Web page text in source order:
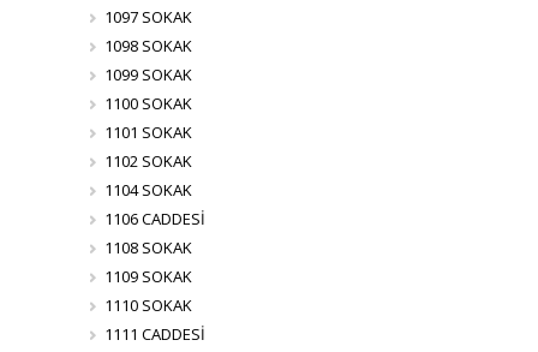
1097 SOKAK
1098 SOKAK
1099 SOKAK
1100 SOKAK
1101 SOKAK
1102 SOKAK
1104 SOKAK
1106 CADDESİ
1108 SOKAK
1109 SOKAK
1110 SOKAK
1111 CADDESİ